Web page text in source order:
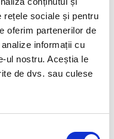
rețele sociale și pentru
oferim partenerilor de
informații cu
ul nostru. Aceștia le
de dvs. sau culese
unele fluorine